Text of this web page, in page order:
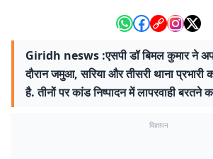
Giridh nesws :एसपी डॉ बिमल कुमार ने
दौरान जमुआ, सरिया और तीसरी थाना प्रभारी
है. तीनों पर कांड निष्पादन में लापरवाही बरतने
विज्ञापन